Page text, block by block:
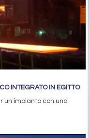
INTEGRATO IN EGITTO
un impianto con una